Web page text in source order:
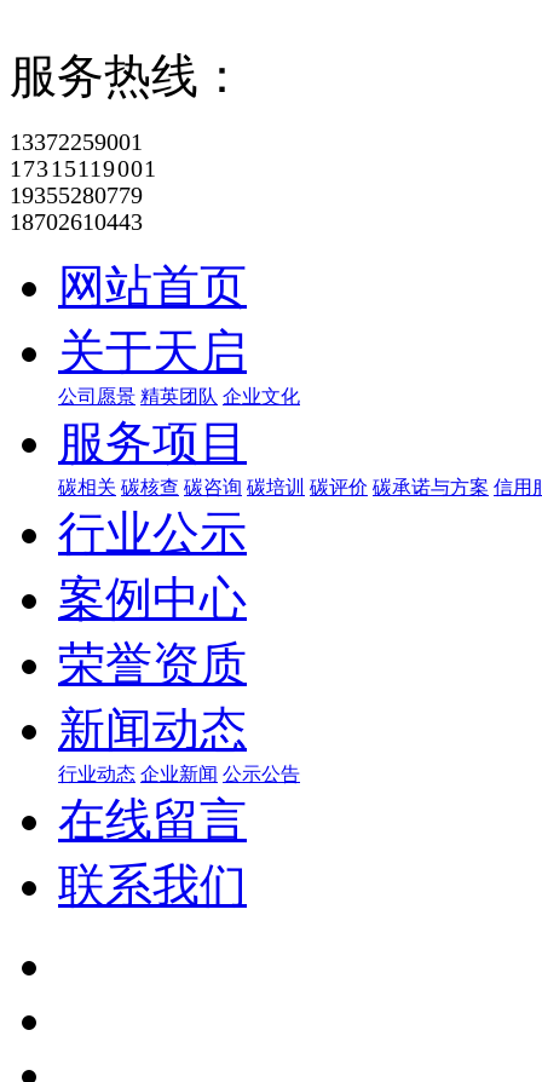
服务热线：
13372259001
17315119001
19355280779
18702610443
网站首页
关于天启
公司愿景 精英团队 企业文化
服务项目
碳相关 碳核查 碳咨询 碳培训 碳评价 碳承诺与方案 信用
行业公示
案例中心
荣誉资质
新闻动态
行业动态 企业新闻 公示公告
在线留言
联系我们